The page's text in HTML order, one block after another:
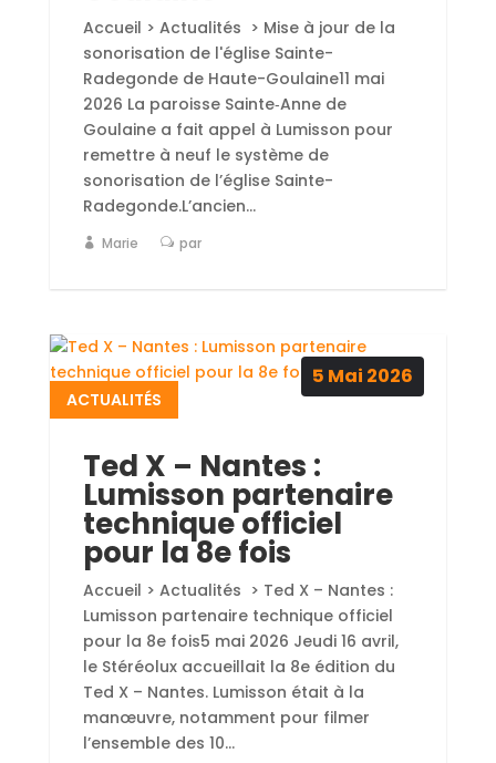
Accueil > Actualités > Mise à jour de la
sonorisation de l'église Sainte-
Radegonde de Haute-Goulaine11 mai
2026 La paroisse Sainte‑Anne de
Goulaine a fait appel à Lumisson pour
remettre à neuf le système de
sonorisation de l’église Sainte-
Radegonde.L’ancien...
Marie par
Ted X – Nantes :
Lumisson partenaire
technique officiel
pour la 8e fois
ACTUALITÉS
Accueil > Actualités > Ted X – Nantes :
Lumisson partenaire technique officiel
pour la 8e fois5 mai 2026 Jeudi 16 avril,
le Stéréolux accueillait la 8e édition du
Ted X – Nantes. Lumisson était à la
manœuvre, notamment pour filmer
l’ensemble des 10...
5 Mai 2026